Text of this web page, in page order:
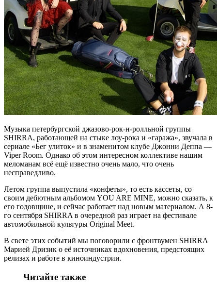
Музыка петербургской джазово-рок-н-ролльной группы
SHIRRA, работающей на стыке лоу-рока и «‎гаража», звучала в
сериале «Бег улиток» и в знаменитом клубе Джонни Деппа —
Viper Room. Однако об этом интересном коллективе нашим
меломанам всё ещё известно очень мало, что очень
несправедливо.
Летом группа выпустила «конфеты», то есть кассеты, со
своим дебютным альбомом YOU ARE MINE, можно сказать, к
его годовщине, и сейчас работает над новым материалом. А 8-
го сентября SHIRRA в очередной раз играет на фестивале
автомобильной культуры Original Meet.
В свете этих событий мы поговорили с фронтвумен SHIRRA
Марией Дризик о её источниках вдохновения, предстоящих
релизах и работе в киноиндустрии.
Читайте также